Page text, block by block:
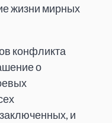
жизни мирных
конфликта
о
и